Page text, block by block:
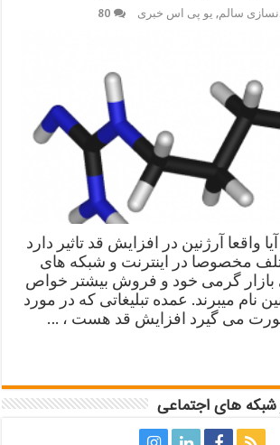
سالم, یو پی اس خبری 80
واقعا آرژنین در افزایش قد تاثیر دارد
مخصوصا در اینترنت و شبکه های
بازار گرمی خود و فروش بیشتر خواص
نام میبرند. عمده تبلیغاتی که در مورد
صورت می گیرد افزایش قد هست ، …
های اجتماعی